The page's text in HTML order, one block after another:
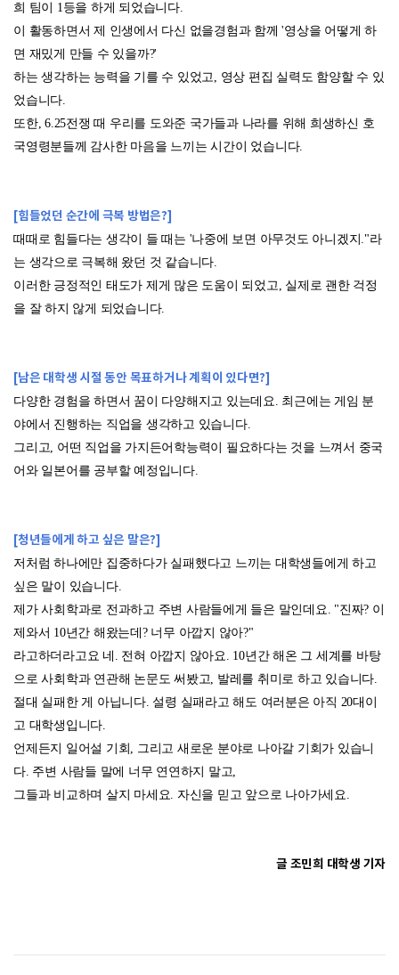
희 팀이 1등을 하게 되었습니다.
이 활동하면서 제 인생에서 다신 없을경험과 함께 '영상을 어떻게 하
면 재밌게 만들 수 있을까?'
하는 생각하는 능력을 기를 수 있었고, 영상 편집 실력도 함양할 수 있
었습니다.
또한, 6.25전쟁 때 우리를 도와준 국가들과 나라를 위해 희생하신 호
국영령분들께 감사한 마음을 느끼는 시간이 었습니다.
[힘들었던 순간에 극복 방법은?]
때때로 힘들다는 생각이 들 때는 '나중에 보면 아무것도 아니겠지."라
는 생각으로 극복해 왔던 것 같습니다.
이러한 긍정적인 태도가 제게 많은 도움이 되었고, 실제로 괜한 걱정
을 잘 하지 않게 되었습니다.
[남은 대학생 시절 동안 목표하거나 계획이 있다면?]
다양한 경험을 하면서 꿈이 다양해지고 있는데요. 최근에는 게임 분
야에서 진행하는 직업을 생각하고 있습니다.
그리고, 어떤 직업을 가지든어학능력이 필요하다는 것을 느껴서 중국
어와 일본어를 공부할 예정입니다.
[청년들에게 하고 싶은 말은?]
저처럼 하나에만 집중하다가 실패했다고 느끼는 대학생들에게 하고
싶은 말이 있습니다.
제가 사회학과로 전과하고 주변 사람들에게 들은 말인데요. "진짜? 이
제와서 10년간 해왔는데? 너무 아깝지 않아?"
라고하더라고요 네. 전혀 아깝지 않아요. 10년간 해온 그 세계를 바탕
으로 사회학과 연관해 논문도 써봤고, 발레를 취미로 하고 있습니다.
절대 실패한 게 아닙니다. 설령 실패라고 해도 여러분은 아직 20대이
고 대학생입니다.
언제든지 일어설 기회, 그리고 새로운 분야로 나아갈 기회가 있습니
다. 주변 사람들 말에 너무 연연하지 말고,
그들과 비교하며 살지 마세요. 자신을 믿고 앞으로 나아가세요.
글 조민희 대학생 기자